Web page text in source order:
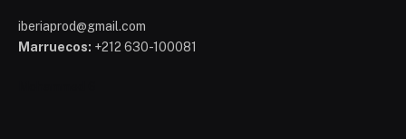
iberiaprod@gmail.com
Marruecos: +212 630-100081